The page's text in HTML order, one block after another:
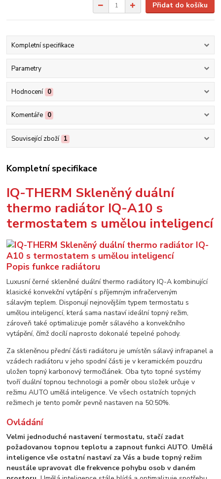
Přidat do košíku
Kompletní specifikace
Parametry
Hodnocení 0
Komentáře 0
Související zboží 1
Kompletní specifikace
IQ-THERM Skleněný duální
thermo radiátor IQ-A10 s
termostatem s umělou inteligencí
Popis funkce radiátoru
Luxusní černé skleněné duální thermo radiátory IQ-A kombinující
klasické konvekční vytápění s příjemným infračerveným
sálavým teplem. Disponují nejnovějším typem termostatu s
umělou inteligencí, která sama nastaví ideální topný režim,
zároveň také optimalizuje poměr sálavého a konvekčního
vytápění, čímž docílí naprosto dokonalé tepelné pohody.
Za skleněnou přední části radiátoru je umístěn sálavý infrapanel a
vzádech radiátoru v jeho spodní části je v keramickém pouzdru
uložen topný karbonový termočlánek. Oba tyto topné systémy
tvoří duální topnou technologii a poměr obou složek určuje v
režimu AUTO umělá inteligence. Ve všech ostatních topných
režimech je tento poměr pevně nastaven na 50:50%.
Ovládání
Velmi jednoduché nastavení termostatu, stačí zadat
požadovanou topnou teplotu a zapnout funkci AUTO. Umělá
inteligence vše ostatní nastaví za Vás a bude topný režim
neustále upravovat dle frekvence pohybu osob v daném